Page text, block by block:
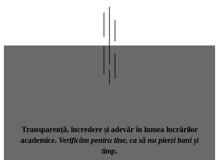
Transparență, încredere și adevăr în lumea lucrărilor
academice. Verificăm pentru tine, ca să nu pierzi bani și
timp.